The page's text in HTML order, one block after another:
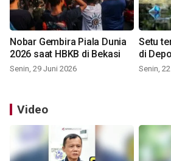
Nobar Gembira Piala Dunia
2026 saat HBKB di Bekasi
Senin, 29 Juni 2026
Setu
di
Senin,
Video